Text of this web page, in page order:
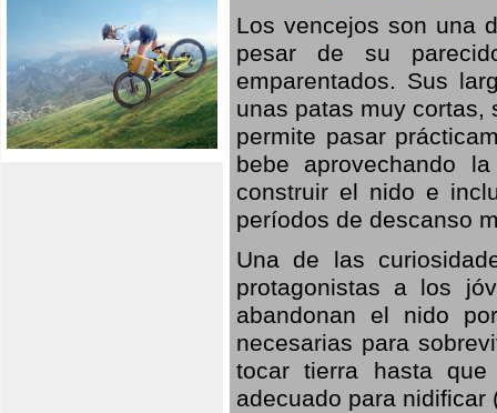
Los vencejos son una
pesar de su
emparentados. Sus
unas patas muy cortas,
permite pasar
bebe aprovechando
construir el nido e
períodos de descanso
Una de las
protagonistas a los
abandonan el nido
necesarias para
tocar tierra hasta
adecuado para nidificar